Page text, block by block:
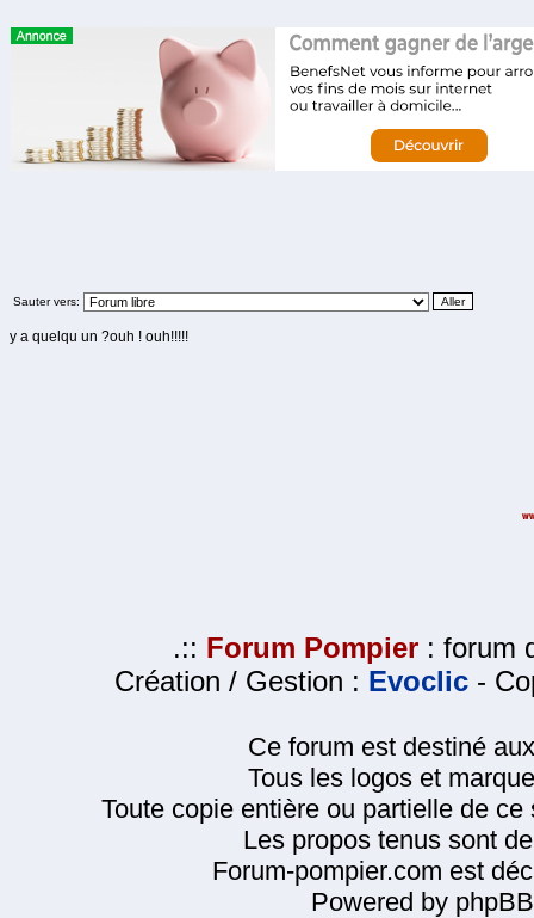
Sauter vers:
y a quelqu un ?ouh ! ouh!!!!!
.:: Forum Pompier : forum
Création / Gestion : Evoclic -
Ce forum est destiné
Tous les logos et
Toute copie entière ou partielle de
Les propos tenus sont
Forum-pompier.com est
Powered by